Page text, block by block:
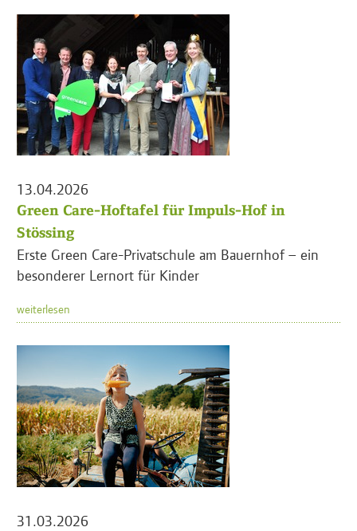
13.04.2026
Green Care-Hoftafel für Impuls-Hof in
Stössing
Erste Green Care-Privatschule am Bauernhof – ein
besonderer Lernort für Kinder
weiterlesen
31.03.2026